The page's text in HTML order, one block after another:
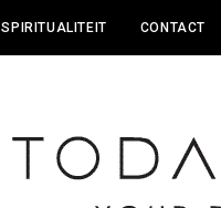
SPIRITUALITEIT CONTACT